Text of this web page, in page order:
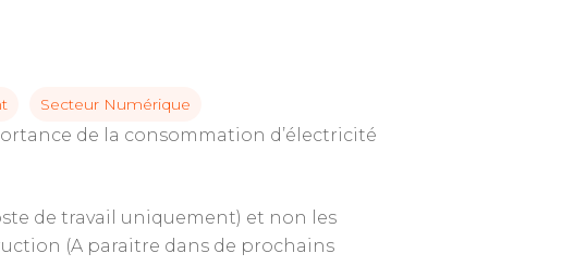
Secteur Numérique
de la consommation d’électricité
de travail uniquement) et non les
(A paraitre dans de prochains